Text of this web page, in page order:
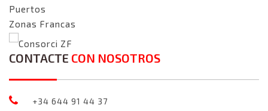
Puertos
Zonas Francas
Consorci ZF
CONTACTE CON NOSOTROS
+34 644 91 44 37